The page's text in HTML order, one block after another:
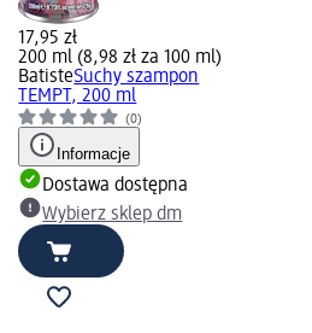
17,95 zł
200 ml (8,98 zł za 100 ml)
BatisteSuchy szampon
TEMPT, 200 ml
(0)
Informacje
Dostawa dostępna
Wybierz sklep dm